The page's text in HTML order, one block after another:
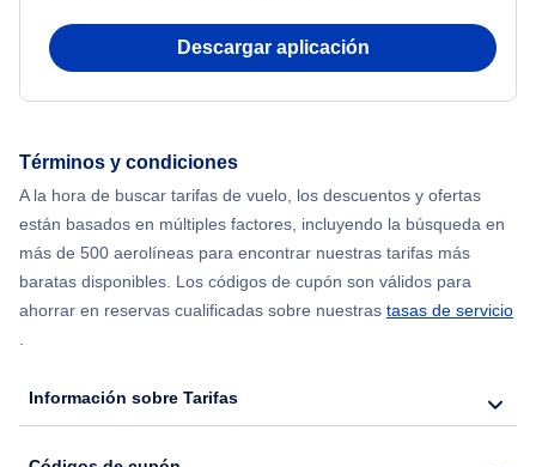
Flights from Delhi to Nueva York
Flights from Nueva York to Seúl
Flights from Nueva York to Barcelona
Descargar aplicación
Términos y condiciones
A la hora de buscar tarifas de vuelo, los descuentos y ofertas
están basados en múltiples factores, incluyendo la búsqueda en
más de 500 aerolíneas para encontrar nuestras tarifas más
baratas disponibles. Los códigos de cupón son válidos para
ahorrar en reservas cualificadas sobre nuestras tasas de servicio
.
Información sobre Tarifas